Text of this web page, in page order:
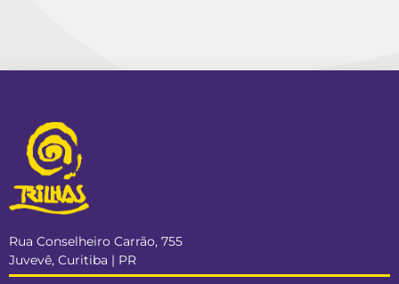
Rua Conselheiro Carrão, 755
Juvevê, Curitiba | PR